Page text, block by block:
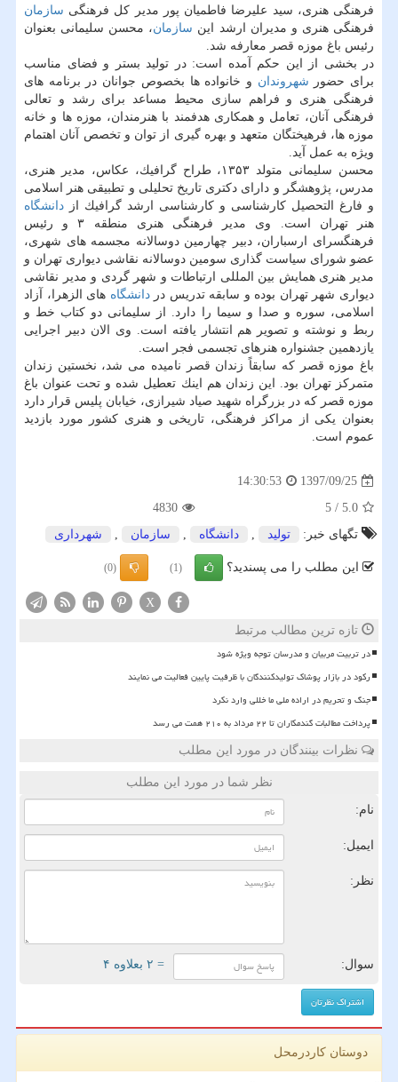
فرهنگی هنری، سید علیرضا فاطمیان پور مدیر كل فرهنگی سازمان
فرهنگی هنری و مدیران ارشد این سازمان، محسن سلیمانی بعنوان
رئیس باغ موزه قصر معارفه شد.
در بخشی از این حكم آمده است: در تولید بستر و فضای مناسب
برای حضور شهروندان و خانواده ها بخصوص جوانان در برنامه های
فرهنگی هنری و فراهم سازی محیط مساعد برای رشد و تعالی
فرهنگی آنان، تعامل و همكاری هدفمند با هنرمندان، موزه ها و خانه
موزه ها، فرهیختگان متعهد و بهره گیری از توان و تخصص آنان اهتمام
ویژه به عمل آید.
محسن سلیمانی متولد ۱۳۵۳، طراح گرافیك، عكاس، مدیر هنری،
مدرس، پژوهشگر و دارای دكتری تاریخ تحلیلی و تطبیقی هنر اسلامی
و فارغ التحصیل كارشناسی و كارشناسی ارشد گرافیك از دانشگاه
هنر تهران است. وی مدیر فرهنگی هنری منطقه ۳ و رئیس
فرهنگسرای ارسباران، دبیر چهارمین دوسالانه مجسمه های شهری،
عضو شورای سیاست گذاری سومین دوسالانه نقاشی دیواری تهران و
مدیر هنری همایش بین المللی ارتباطات و شهر گردی و مدیر نقاشی
دیواری شهر تهران بوده و سابقه تدریس دردانشگاه های الزهرا، آزاد
اسلامی، سوره و صدا و سیما را دارد. از سلیمانی دو كتاب خط و
ربط و نوشته و تصویر هم انتشار یافته است. وی الان دبیر اجرایی
یازدهمین جشنواره هنرهای تجسمی فجر است.
باغ موزه قصر كه سابقاً زندان قصر نامیده می شد، نخستین زندان
متمركز تهران بود. این زندان هم اینك تعطیل شده و تحت عنوان باغ
موزه قصر كه در بزرگراه شهید صیاد شیرازی، خیابان پلیس قرار دارد
بعنوان یكی از مراكز فرهنگی، تاریخی و هنری كشور مورد بازدید
عموم است.
1397/09/25
14:30:53
5.0
/
5
4830
تگهای خبر:
تولید , دانشگاه , سازمان , شهرداری
این مطلب را می پسندید؟ (1)
(0)
X
تازه ترین مطالب مرتبط
در تربیت مربیان و مدرسان توجه ویژه شود
رکود در بازار پوشاک تولیدکنندگان با ظرفیت پایین فعالیت می نمایند
جنگ و تحریم در اراده ملی ما خللی وارد نکرد
پرداخت مطالبات گندمکاران تا ۲۲ مرداد به ۲۱۰ همت می رسد
نظرات بینندگان در مورد این مطلب
نظر شما در مورد این مطلب
نام:
ایمیل:
نظر:
سوال: = ۲ بعلاوه ۴
دوستان کاردرمحل